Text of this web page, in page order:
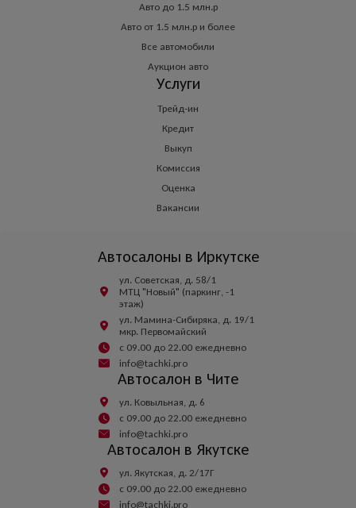
Авто до 1.5 млн.р
Авто от 1.5 млн.р и более
Все автомобили
Аукцион авто
Услуги
Трейд-ин
Кредит
Выкуп
Комиссия
Оценка
Вакансии
Автосалоны в Иркутске
ул. Советская, д. 58/1
МТЦ "Новый" (паркинг, -1
этаж)
ул. Мамина-Сибиряка, д. 19/1
мкр. Первомайский
с 09.00 до 22.00 ежедневно
info@tachki.pro
Автосалон в Чите
ул. Ковыльная, д. 6
с 09.00 до 22.00 ежедневно
info@tachki.pro
Автосалон в Якутске
ул. Якутская, д. 2/17Г
с 09.00 до 22.00 ежедневно
info@tachki.pro